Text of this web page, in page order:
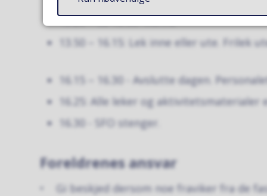
13.20 – ca 13.50: Måltid
13.50 – 16.15: Lek inne eller ute.
16.15 – 16.30 - Avslutte dagen.
16.25: Alle leker og
16.30 - SFO stenger.
Foreldrenes ansvar
• Gi beskjed dersom noe fraviker fra de